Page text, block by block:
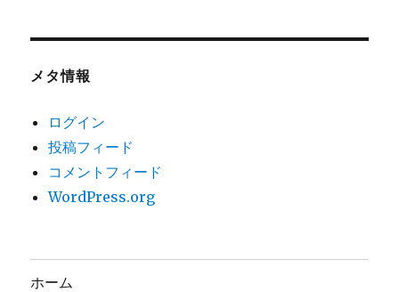
メタ情報
ログイン
投稿フィード
コメントフィード
WordPress.org
ホーム